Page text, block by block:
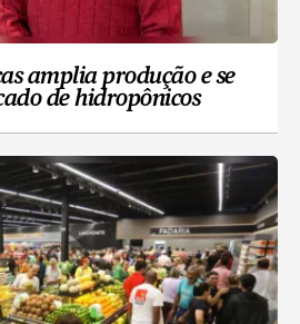
amplia produção e se
de hidropônicos